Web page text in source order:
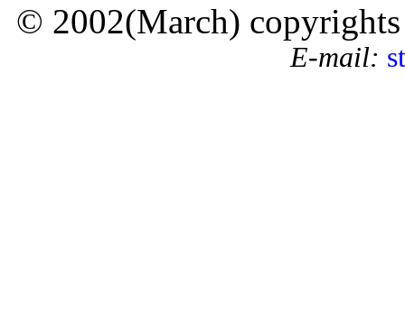
© 2002(March)
E-mail: